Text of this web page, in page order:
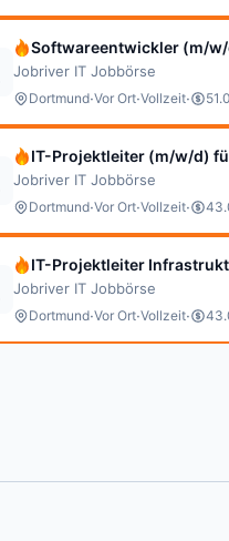
Softwareentwickler (m/
Jobriver IT Jobbörse
Dortmund·Vor Ort·Vollzeit·
IT-Projektleiter (m/w/d)
Jobriver IT Jobbörse
Dortmund·Vor Ort·Vollzeit·
IT-Projektleiter
Jobriver IT Jobbörse
Dortmund·Vor Ort·Vollzeit·